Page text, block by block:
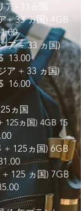
+33ヵ国
+ 33 ヵ国) 4GB
ア + 33 ヵ国)
13.00
ア + 33 ヵ国)
16.00
ヵ国
125ヵ国) 4GB 15
125ヵ国) 6GB
125 ヵ国) 7GB